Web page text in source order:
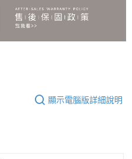
顯示電腦版詳細說明